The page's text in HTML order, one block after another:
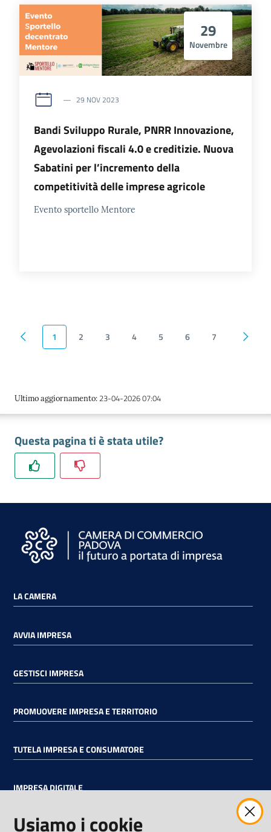
29
Novembre
29 NOV 2023
Bandi Sviluppo Rurale, PNRR Innovazione,
Agevolazioni fiscali 4.0 e creditizie. Nuova
Sabatini per l’incremento della
competitività delle imprese agricole
Evento sportello Mentore
Pagina precedente
1 2 3 4 5 6 7
Ultimo aggiornamento: 23-04-2026 07:04
Questa pagina ti è stata utile?
LA CAMERA
AVVIA IMPRESA
GESTISCI IMPRESA
PROMUOVERE IMPRESA E TERRITORIO
TUTELA IMPRESA E CONSUMATORE
IMPRESA DIGITALE
Usiamo i cookie